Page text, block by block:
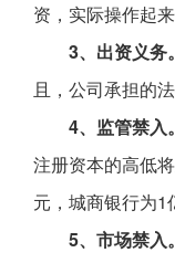
资，实际操作起
3、出资义务。
且，公司承担的
4、监管禁入。
注册资本的高低
元，城商银行为1
5、市场禁入。